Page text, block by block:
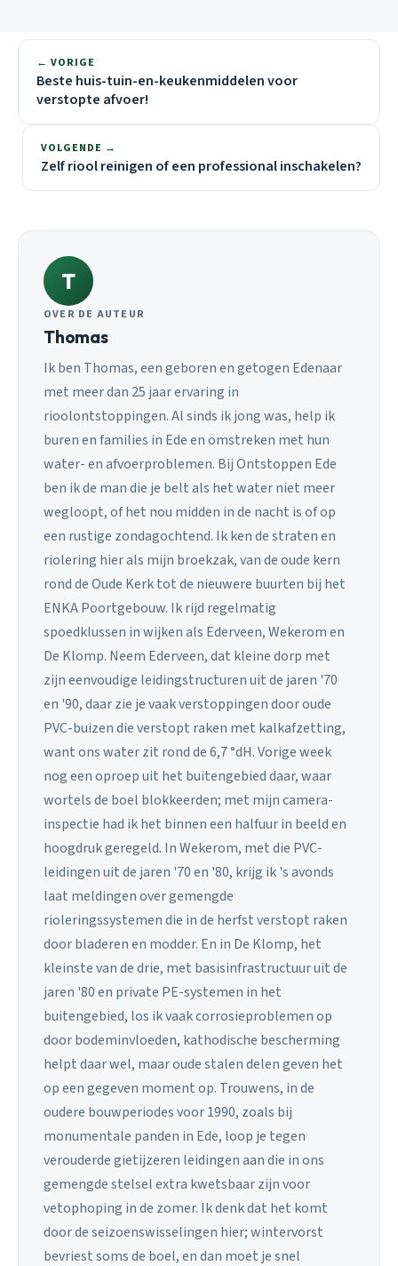
← VORIGE
Beste huis-tuin-en-keukenmiddelen voor
verstopte afvoer!
VOLGENDE →
Zelf riool reinigen of een professional inschakelen?
T
OVER DE AUTEUR
Thomas
Ik ben Thomas, een geboren en getogen Edenaar
met meer dan 25 jaar ervaring in
rioolontstoppingen. Al sinds ik jong was, help ik
buren en families in Ede en omstreken met hun
water- en afvoerproblemen. Bij Ontstoppen Ede
ben ik de man die je belt als het water niet meer
wegloopt, of het nou midden in de nacht is of op
een rustige zondagochtend. Ik ken de straten en
riolering hier als mijn broekzak, van de oude kern
rond de Oude Kerk tot de nieuwere buurten bij het
ENKA Poortgebouw. Ik rijd regelmatig
spoedklussen in wijken als Ederveen, Wekerom en
De Klomp. Neem Ederveen, dat kleine dorp met
zijn eenvoudige leidingstructuren uit de jaren '70
en '90, daar zie je vaak verstoppingen door oude
PVC-buizen die verstopt raken met kalkafzetting,
want ons water zit rond de 6,7 °dH. Vorige week
nog een oproep uit het buitengebied daar, waar
wortels de boel blokkeerden; met mijn camera-
inspectie had ik het binnen een halfuur in beeld en
hoogdruk geregeld. In Wekerom, met die PVC-
leidingen uit de jaren '70 en '80, krijg ik 's avonds
laat meldingen over gemengde
rioleringssystemen die in de herfst verstopt raken
door bladeren en modder. En in De Klomp, het
kleinste van de drie, met basisinfrastructuur uit de
jaren '80 en private PE-systemen in het
buitengebied, los ik vaak corrosieproblemen op
door bodeminvloeden, kathodische bescherming
helpt daar wel, maar oude stalen delen geven het
op een gegeven moment op. Trouwens, in de
oudere bouwperiodes voor 1990, zoals bij
monumentale panden in Ede, loop je tegen
verouderde gietijzeren leidingen aan die in ons
gemengde stelsel extra kwetsbaar zijn voor
vetophoping in de zomer. Ik denk dat het komt
door de seizoenswisselingen hier; wintervorst
bevriest soms de boel, en dan moet je snel